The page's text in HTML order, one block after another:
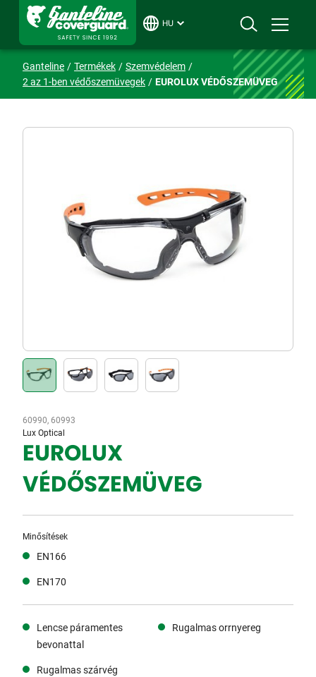
HU
Ganteline Termékek
Szemvédelem
2 az 1-ben védőszemüvegek
EUROLUX VÉDŐSZEMÜVEG
60990, 60993
Lux Optical
EUROLUX
VÉDŐSZEMÜVEG
Minősítések
EN166
EN170
Lencse páramentes
bevonattal
Rugalmas orrnyereg
Rugalmas szárvég